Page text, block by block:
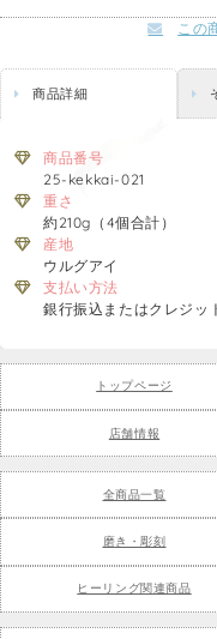
この
商品詳細
商品番号
25-kekkai-021
重さ
約210g（4個合計）
産地
ウルグアイ
支払い方法
銀行振込またはクレジッ
トップページ
店舗情報
全商品一覧
磨き・彫刻
ヒーリング関連商品